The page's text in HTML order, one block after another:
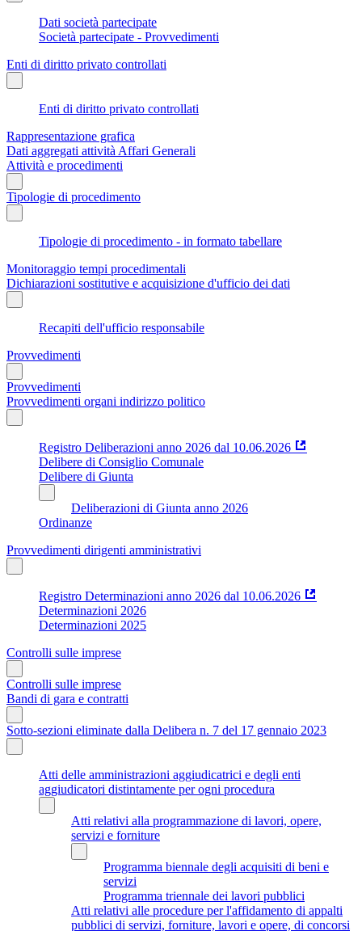
Dati società partecipate
Società partecipate - Provvedimenti
Enti di diritto privato controllati
Enti di diritto privato controllati
Rappresentazione grafica
Dati aggregati attività Affari Generali
Attività e procedimenti
Tipologie di procedimento
Tipologie di procedimento - in formato tabellare
Monitoraggio tempi procedimentali
Dichiarazioni sostitutive e acquisizione d'ufficio dei dati
Recapiti dell'ufficio responsabile
Provvedimenti
Provvedimenti
Provvedimenti organi indirizzo politico
Registro Deliberazioni anno 2026 dal 10.06.2026
Delibere di Consiglio Comunale
Delibere di Giunta
Deliberazioni di Giunta anno 2026
Ordinanze
Provvedimenti dirigenti amministrativi
Registro Determinazioni anno 2026 dal 10.06.2026
Determinazioni 2026
Determinazioni 2025
Controlli sulle imprese
Controlli sulle imprese
Bandi di gara e contratti
Sotto-sezioni eliminate dalla Delibera n. 7 del 17 gennaio 2023
Atti delle amministrazioni aggiudicatrici e degli enti
aggiudicatori distintamente per ogni procedura
Atti relativi alla programmazione di lavori, opere,
servizi e forniture
Programma biennale degli acquisiti di beni e
servizi
Programma triennale dei lavori pubblici
Atti relativi alle procedure per l'affidamento di appalti
pubblici di servizi, forniture, lavori e opere, di concorsi